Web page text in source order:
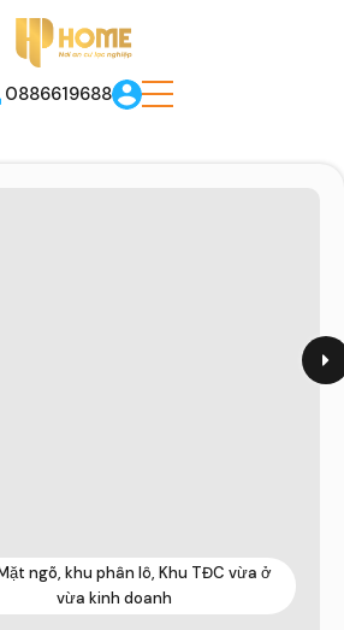
0886619688
ngõ, khu phân lô, Khu TĐC vừa ở
vừa kinh doanh